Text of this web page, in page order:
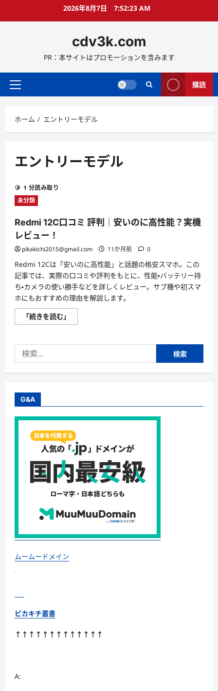
ス
ッ
2026年8月7日 7:52:23 AM
cdv3k.com
PR：本サイトはプロモーションを含みます
メ
メ
ニ
ー
購読
ホーム エントリーモデル
エントリーモデル
1 分読み取り
未分類
Redmi 12C口コミ 評判｜安いのに高性能？実機
レビュー！
pikakichi2015@gmail.com 11か月前 0
Redmi 12Cは「安いのに高性能」と話題の格安スマホ。この
記事では、実際の口コミや評判をもとに、性能・バッテリー持
ち・カメラの使い勝手などを詳しくレビュー。サブ機や初スマ
ホにもおすすめの理由を解説します。
「続きを読む」
12C
ミ
｜
安
性
実
レ
ビ
ュ
ー！
つ
い
て
さ
ら
に
む
索:
G&A
ムームードメイン
ピカキチ叢書
↑↑↑↑↑↑↑↑↑↑↑↑↑
A: